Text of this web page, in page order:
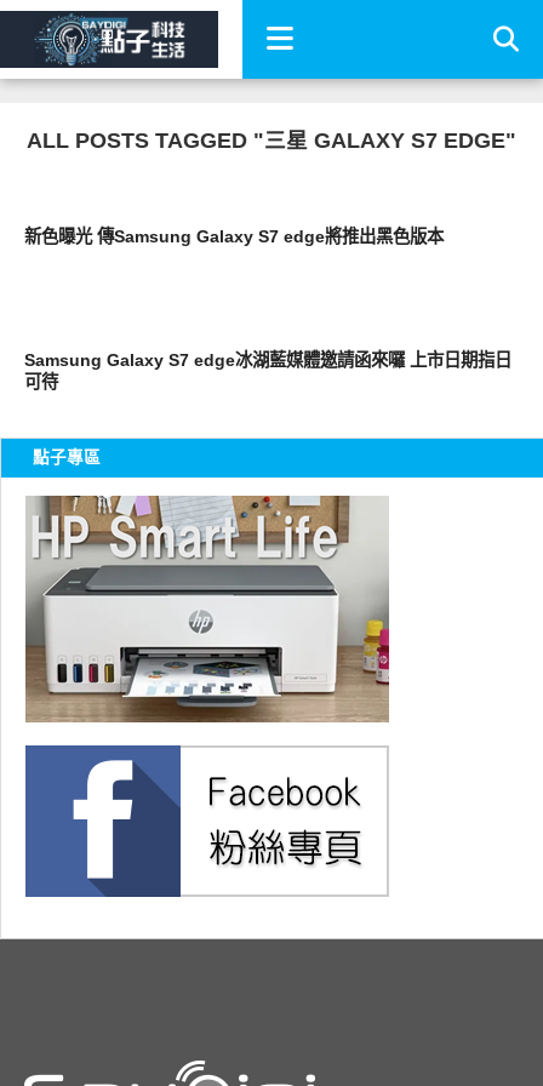
ALL POSTS TAGGED "三星 GALAXY S7 EDGE"
新色曝光 傳Samsung Galaxy S7 edge將推出黑色版本
Samsung Galaxy S7 edge冰湖藍媒體邀請函來囉 上市日期指日
可待
點子專區